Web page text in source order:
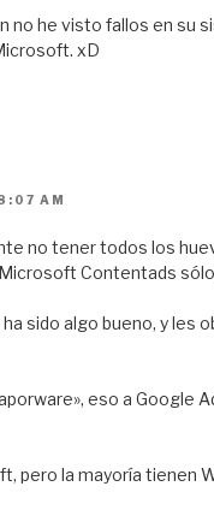
no he visto fallos en su
xD
AM
no tener todos los
Contentads
sido algo bueno, y les
eso a Google
pero la mayoría tienen